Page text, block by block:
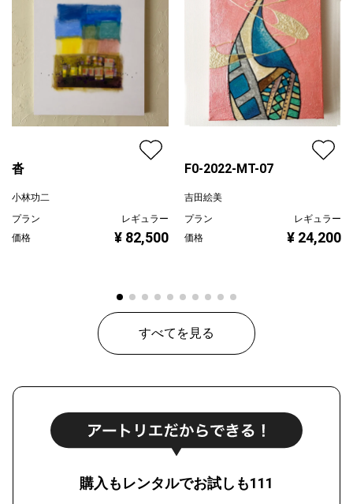
沓
小林功二
プラン
レギュラー
価格
¥ 82,500
F0-2022-MT-07
吉田絵美
プラン
レギュラー
価格
¥ 24,200
すべてを見る
購入もレンタルでお試しも111